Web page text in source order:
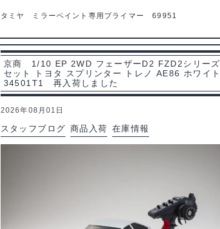
タミヤ ミラーペイント専用プライマー 69951
京商 1/10 EP 2WD フェーザーD2 FZD2シリー
セット トヨタ スプリンター トレノ AE86 ホワイ
34501T1 再入荷しました
2026年08月01日
スタッフブログ 商品入荷 在庫情報